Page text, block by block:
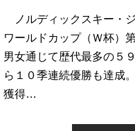
ノルディックスキー・
ワールドカップ（Ｗ杯）
男女通じて歴代最多の５
ら１０季連続優勝も達成
獲得…